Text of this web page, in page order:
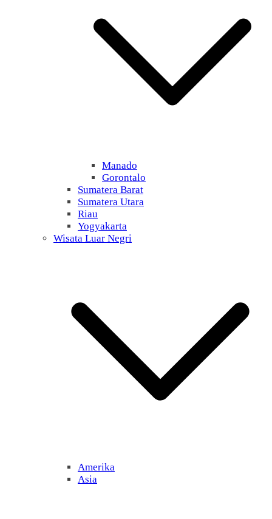
Manado
Gorontalo
Sumatera Barat
Sumatera Utara
Riau
Yogyakarta
Wisata Luar Negri
Amerika
Asia